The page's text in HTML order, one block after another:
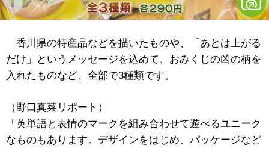
香川県の特産品などを描いたものや、「あとは上がる
だけ」というメッセージを込めて、おみくじの凶の柄を
入れたものなど、全部で3種類です。
（野口真菜リポート）
「英単語と表情のマークを組み合わせて遊べるユニーク
なものもあります。デザインをはじめ、パッケージなど